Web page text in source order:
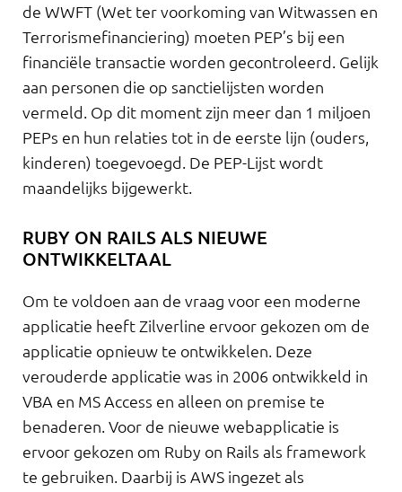
de WWFT (Wet ter voorkoming van Witwassen en
Terrorismefinanciering) moeten PEP’s bij een
financiële transactie worden gecontroleerd. Gelijk
aan personen die op sanctielijsten worden
vermeld. Op dit moment zijn meer dan 1 miljoen
PEPs en hun relaties tot in de eerste lijn (ouders,
kinderen) toegevoegd. De PEP-Lijst wordt
maandelijks bijgewerkt.
RUBY ON RAILS ALS NIEUWE
ONTWIKKELTAAL
Om te voldoen aan de vraag voor een moderne
applicatie heeft Zilverline ervoor gekozen om de
applicatie opnieuw te ontwikkelen. Deze
verouderde applicatie was in 2006 ontwikkeld in
VBA en MS Access en alleen on premise te
benaderen. Voor de nieuwe webapplicatie is
ervoor gekozen om Ruby on Rails als framework
te gebruiken. Daarbij is AWS ingezet als